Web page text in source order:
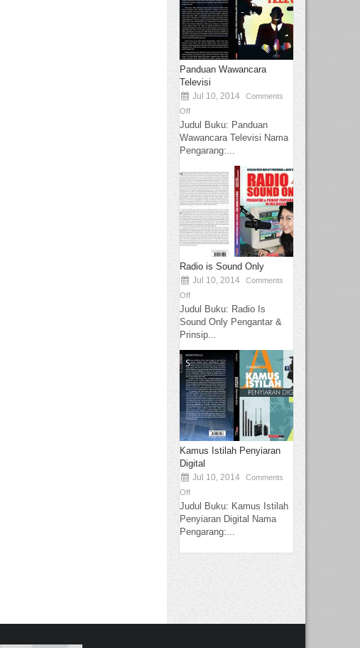
Panduan Wawancara
Televisi
Jul 10, 2014
Comments
Off
Judul Buku: Panduan
Wawancara Televisi Nama
Pengarang:...
Radio is Sound Only
Jul 10, 2014
Comments
Off
Judul Buku: Radio Is
Sound Only Pengantar &
Prinsip...
Kamus Istilah Penyiaran
Digital
Jul 10, 2014
Comments
Off
Judul Buku: Kamus Istilah
Penyiaran Digital Nama
Pengarang:...